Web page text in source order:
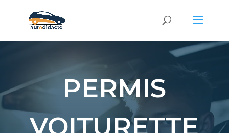
PERMIS
VOITURETTE